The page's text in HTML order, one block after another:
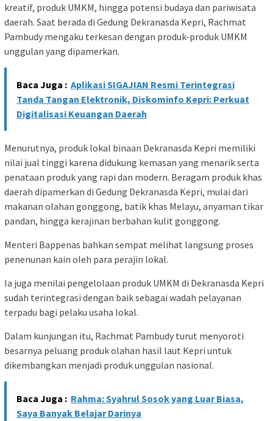
kreatif, produk UMKM, hingga potensi budaya dan pariwisata
daerah. Saat berada di Gedung Dekranasda Kepri, Rachmat
Pambudy mengaku terkesan dengan produk-produk UMKM
unggulan yang dipamerkan.
Baca Juga : Aplikasi SIGAJIAN Resmi Terintegrasi
Tanda Tangan Elektronik, Diskominfo Kepri: Perkuat
Digitalisasi Keuangan Daerah
Menurutnya, produk lokal binaan Dekranasda Kepri memiliki
nilai jual tinggi karena didukung kemasan yang menarik serta
penataan produk yang rapi dan modern. Beragam produk khas
daerah dipamerkan di Gedung Dekranasda Kepri, mulai dari
makanan olahan gonggong, batik khas Melayu, anyaman tikar
pandan, hingga kerajinan berbahan kulit gonggong.
Menteri Bappenas bahkan sempat melihat langsung proses
penenunan kain oleh para perajin lokal.
Ia juga menilai pengelolaan produk UMKM di Dekranasda Kepri
sudah terintegrasi dengan baik sebagai wadah pelayanan
terpadu bagi pelaku usaha lokal.
Dalam kunjungan itu, Rachmat Pambudy turut menyoroti
besarnya peluang produk olahan hasil laut Kepri untuk
dikembangkan menjadi produk unggulan nasional.
Baca Juga : Rahma: Syahrul Sosok yang Luar Biasa,
Saya Banyak Belajar Darinya